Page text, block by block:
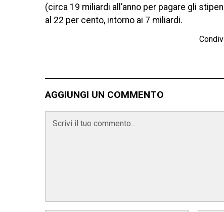
(circa 19 miliardi all’anno per pagare gli
al 22 per cento, intorno ai 7 miliardi.
AGGIUNGI UN COMMENTO